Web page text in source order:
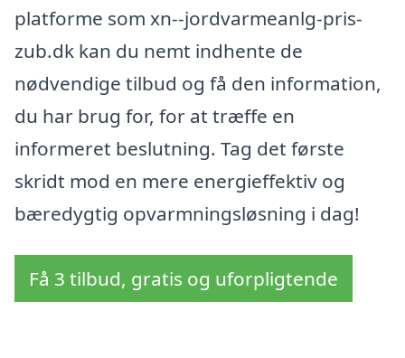
platforme som xn--jordvarmeanlg-pris-
zub.dk kan du nemt indhente de
nødvendige tilbud og få den information,
du har brug for, for at træffe en
informeret beslutning. Tag det første
skridt mod en mere energieffektiv og
bæredygtig opvarmningsløsning i dag!
Få 3 tilbud, gratis og uforpligtende